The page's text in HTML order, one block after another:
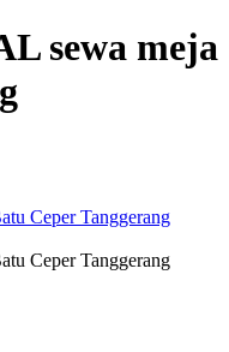
sewa meja
Ceper Tanggerang
Ceper Tanggerang